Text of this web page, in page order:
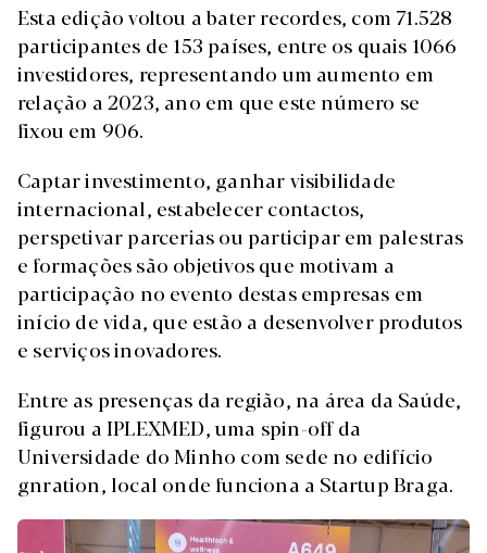
Esta edição voltou a bater recordes, com 71.528
participantes de 153 países, entre os quais 1066
investidores, representando um aumento em
relação a 2023, ano em que este número se
fixou em 906.
Captar investimento, ganhar visibilidade
internacional, estabelecer contactos,
perspetivar parcerias ou participar em palestras
e formações são objetivos que motivam a
participação no evento destas empresas em
início de vida, que estão a desenvolver produtos
e serviços inovadores.
Entre as presenças da região, na área da Saúde,
figurou a IPLEXMED, uma spin-off da
Universidade do Minho com sede no edifício
gnration, local onde funciona a Startup Braga.